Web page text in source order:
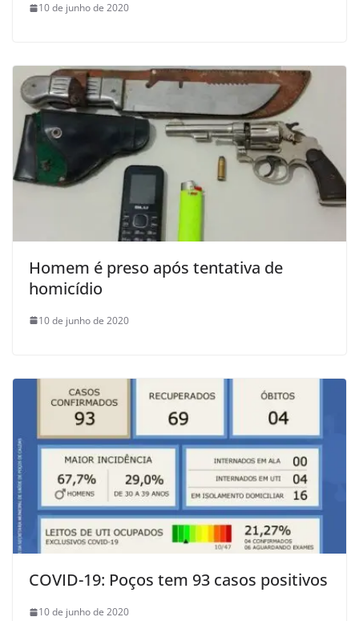
10 de junho de 2020
Homem é preso após tentativa de
homicídio
10 de junho de 2020
COVID-19: Poços tem 93 casos positivos
10 de junho de 2020